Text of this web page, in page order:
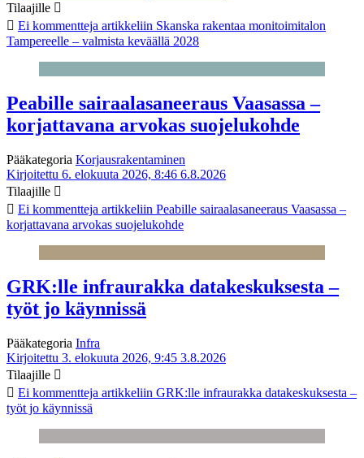
Tilaajille
Ei kommentteja artikkeliin Skanska rakentaa monitoimitalon
Tampereelle – valmista keväällä 2028
Peabille sairaalasaneeraus Vaasassa –
korjattavana arvokas suojelukohde
Pääkategoria Korjausrakentaminen
Kirjoitettu 6. elokuuta 2026, 8:46 6.8.2026
Tilaajille
Ei kommentteja artikkeliin Peabille sairaalasaneeraus Vaasassa –
korjattavana arvokas suojelukohde
GRK:lle infraurakka datakeskuksesta –
työt jo käynnissä
Pääkategoria Infra
Kirjoitettu 3. elokuuta 2026, 9:45 3.8.2026
Tilaajille
Ei kommentteja artikkeliin GRK:lle infraurakka datakeskuksesta –
työt jo käynnissä